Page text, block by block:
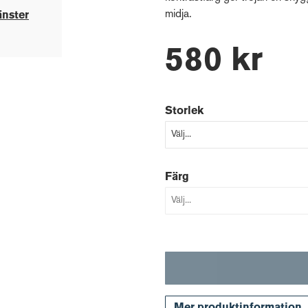
midja.
580 kr
Storlek
Färg